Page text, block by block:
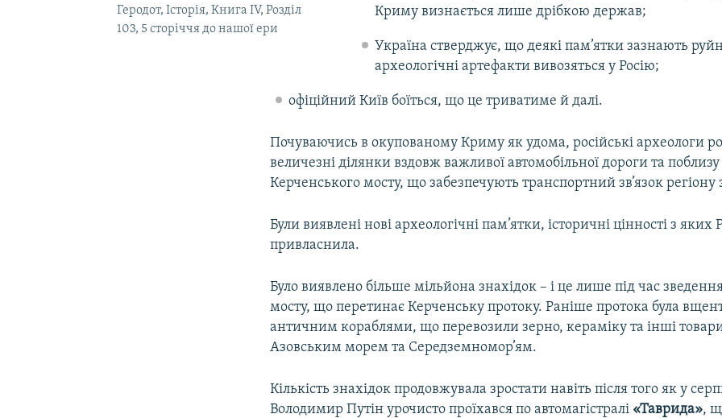
Геродот, Історія, Книга IV, Розділ
103, 5 сторіччя до нашої ери
Криму визнається лише дрібкою держав;
Україна стверджує, що деякі пам’ятки зазнають
археологічні артефакти вивозяться у Росію;
офіційний Київ боїться, що це триватиме й далі.
Почуваючись в окупованому Криму як удома, російські археологи
величезні ділянки вздовж важливої автомобільної дороги та поблизу
Керченського мосту, що забезпечують транспортний зв’язок
Були виявлені нові археологічні пам’ятки, історичні цінності з яких
привласнила.
Було виявлено більше мільйона знахідок – і це лише під час
мосту, що перетинає Керченську протоку. Раніше протока була
античним кораблями, що перевозили зерно, кераміку та інші
Азовським морем та Середземномор’ям.
Кількість знахідок продовжувала зростати навіть після того як у
Володимир Путін урочисто проїхався по автомагістралі «Таврида»,